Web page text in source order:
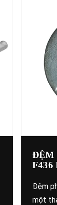
ĐỆM
F436
Đệm
một